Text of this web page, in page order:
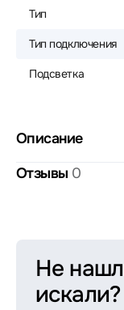
Тип
Тип подключения
Подсветка
Описание
Отзывы 0
Не
искали?